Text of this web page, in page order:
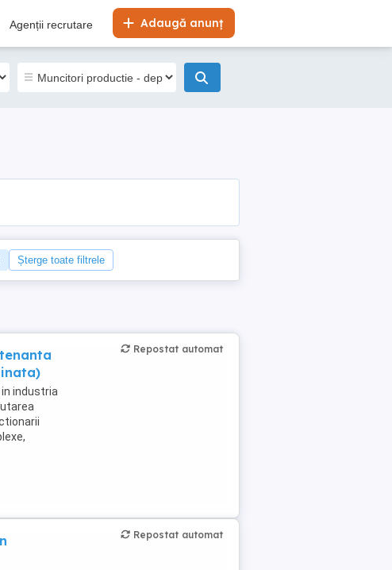
Adaugă anunț
Agenții recrutare
Șterge toate filtrele
industria
Repostat automat
Repostat automat